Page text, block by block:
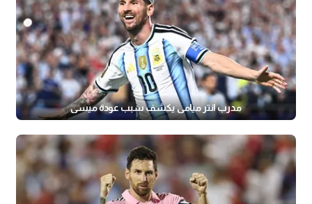
مدرب انتر ميامي يكشف سبب عودة ميسي